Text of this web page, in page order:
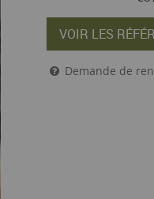
VOIR LES
Demande de